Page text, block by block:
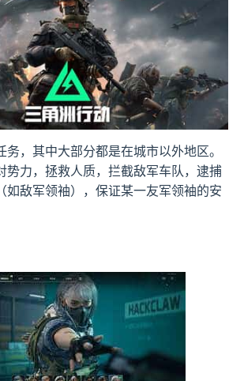
，其中大部分都是在城市以外地区。
势力，拯救人质，拦截敌军车队，逮捕
如敌军领袖），保证某一友军领袖的安